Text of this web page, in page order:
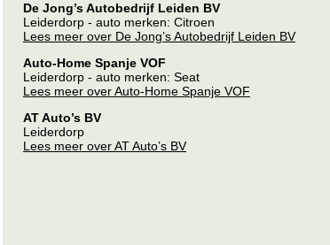
De Jong’s Autobedrijf Leiden BV
Leiderdorp - auto merken: Citroen
Lees meer over De Jong’s Autobedrijf Leiden BV
Auto-Home Spanje VOF
Leiderdorp - auto merken: Seat
Lees meer over Auto-Home Spanje VOF
AT Auto’s BV
Leiderdorp
Lees meer over AT Auto’s BV